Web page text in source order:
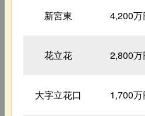
新宮東 4,200万
花立花 2,800万
大字立花口 1,700万